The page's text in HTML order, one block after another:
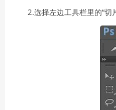
2.选择左边工具栏里的“切